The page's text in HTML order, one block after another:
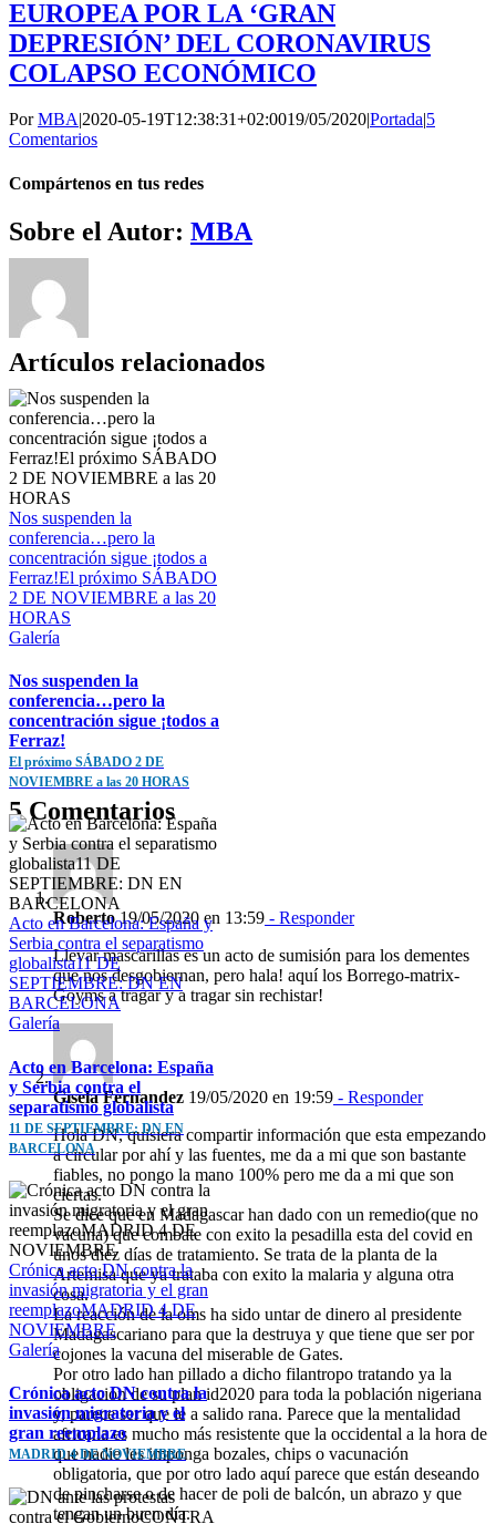
EUROPEA POR LA ‘GRAN
DEPRESIÓN’ DEL CORONAVIRUS
COLAPSO ECONÓMICO
PorMBA|2020-05-19T12:38:31+02:0019/05/2020|Portada|5
Comentarios
Compártenos en tus redes
Facebook
Twitter
WhatsApp
Telegram
Correo
electrónico
Sobre el Autor: MBA
Artículos relacionados
Nos suspenden la
conferencia…pero la
concentración sigue ¡todos a
Ferraz!El próximo SÁBADO
2 DE NOVIEMBRE a las 20
HORAS
Galería
Nos suspenden la
conferencia…pero la
concentración sigue ¡todos a
Ferraz!
El próximo SÁBADO 2 DE
NOVIEMBRE a las 20 HORAS
Acto en Barcelona: España y
Serbia contra el separatismo
globalista11 DE
SEPTIEMBRE: DN EN
BARCELONA
Galería
Acto en Barcelona: España
y Serbia contra el
separatismo globalista
11 DE SEPTIEMBRE: DN EN
BARCELONA
Crónica acto DN contra la
invasión migratoria y el gran
reemplazoMADRID 4 DE
NOVIEMBRE
Galería
Crónica acto DN contra la
invasión migratoria y el
gran reemplazo
MADRID 4 DE NOVIEMBRE
5 Comentarios
Roberto19/05/2020 en 13:59 - Responder
Llevar mascarillas es un acto de sumisión para los dementes
que nos desgobiernan, pero hala! aquí los Borrego-matrix-
Goyms a tragar y a tragar sin rechistar!
Gisela Fernandez 19/05/2020 en 19:59 - Responder
Hola DN, quisiera compartir información que esta empezando
a circular por ahí y las fuentes, me da a mi que son bastante
fiables, no pongo la mano 100% pero me da a mi que son
ciertas.
Se dice que en Madagascar han dado con un remedio(que no
vacuna) que combate con exito la pesadilla esta del covid en
unos diez días de tratamiento. Se trata de la planta de la
Artemisa que ya trataba con exito la malaria y alguna otra
cosa.
La reacción de la oms ha sido untar de dinero al presidente
Madagascariano para que la destruya y que tiene que ser por
cojones la vacuna del miserable de Gates.
Por otro lado han pillado a dicho filantropo tratando ya la
obligación de su plan id2020 para toda la población nigeriana
y, parece ser que le a salido rana. Parece que la mentalidad
africana es mucho más resistente que la occidental a la hora de
que nadie les imponga bozales, chips o vacunación
obligatoria, que por otro lado aquí parece que están deseando
de pincharse o de hacer de poli de balcón, un abrazo y que
tengan un buen día.